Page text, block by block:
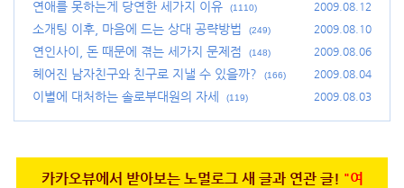
연애를 못하는게 당연한 세가지 이유 (1110) 2009.08.12
소개팅 이후, 마음에 드는 상대 공략방법 (249) 2009.08.10
연인사이, 돈 때문에 겪는 세가지 문제점 (148) 2009.08.06
헤어진 남자친구와 친구로 지낼 수 있을까? (166) 2009.08.04
이별에 대처하는 솔로부대원의 자세 (119) 2009.08.03
카카오뷰에서 받아보는 노멀로그 새 글과 연관 글! "여